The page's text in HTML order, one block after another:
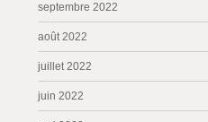
septembre 2022
août 2022
juillet 2022
juin 2022